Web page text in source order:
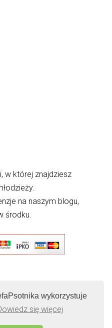
wykorzystuje
się więcej
w której znajdziesz
na naszym blogu,
środku.